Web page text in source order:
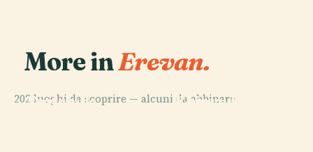
More inErevan.
202 luoghi da scoprire — alcuni da abbinare.
Nazionale
Zoravor
Teatro
Chiesa di San